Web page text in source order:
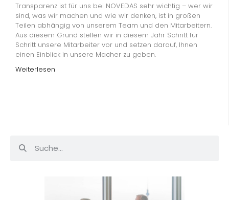
Transparenz ist für uns bei NOVEDAS sehr wichtig – wer wir
sind, was wir machen und wie wir denken, ist in großen
Teilen abhängig von unserem Team und den Mitarbeitern.
Aus diesem Grund stellen wir in diesem Jahr Schritt für
Schritt unsere Mitarbeiter vor und setzen darauf, Ihnen
einen Einblick in unsere Macher zu geben.
Weiterlesen